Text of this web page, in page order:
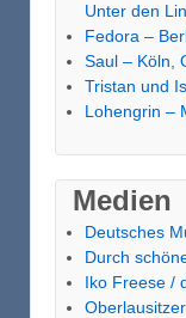
Unter den
Fedora –
Saul – Köln,
Tristan und
Lohengrin –
Medien
Deutsches
Durch
Iko Freese /